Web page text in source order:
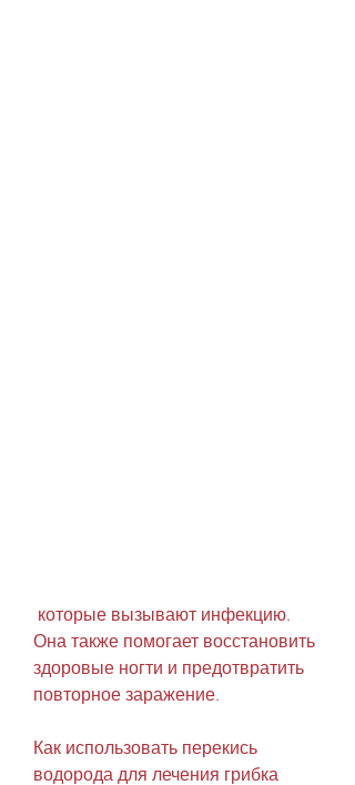
Она также помогает восстановить
здоровые ногти и предотвратить
повторное заражение.
Как использовать перекись
водорода для лечения грибка